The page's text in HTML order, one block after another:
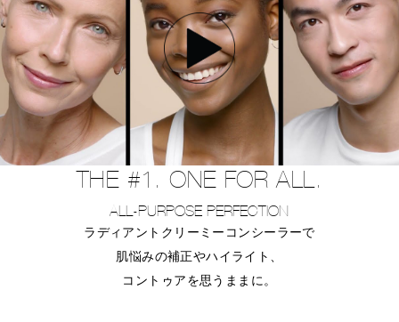
THE #1. ONE FOR ALL.
ALL-PURPOSE PERFECTION
ラディアントクリーミーコンシーラーで
肌悩みの補正やハイライト、
コントゥアを思うままに。